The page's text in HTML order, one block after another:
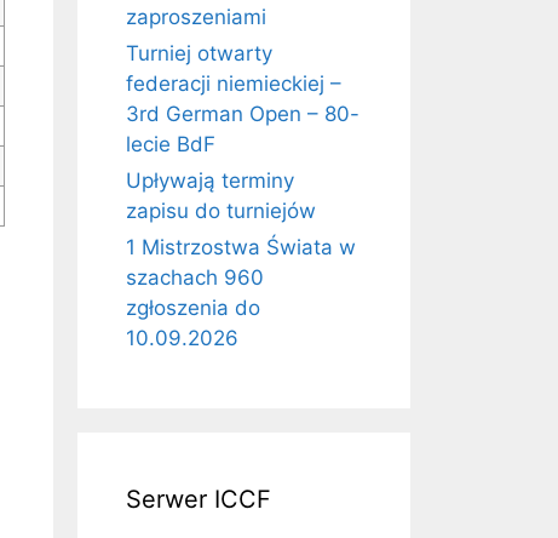
zaproszeniami
Turniej otwarty
federacji niemieckiej –
3rd German Open – 80-
lecie BdF
Upływają terminy
zapisu do turniejów
1 Mistrzostwa Świata w
szachach 960
zgłoszenia do
10.09.2026
Serwer ICCF